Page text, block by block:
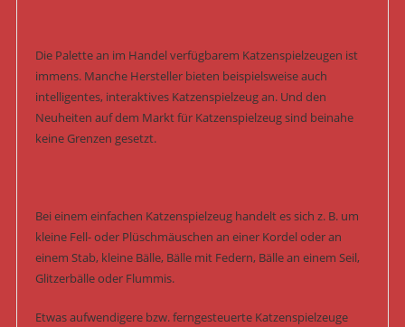
Die Palette an im Handel verfügbarem Katzenspielzeugen ist
immens. Manche Hersteller bieten beispielsweise auch
intelligentes, interaktives Katzenspielzeug an. Und den
Neuheiten auf dem Markt für Katzenspielzeug sind beinahe
keine Grenzen gesetzt.
Bei einem einfachen Katzenspielzeug handelt es sich z. B. um
kleine Fell- oder Plüschmäuschen an einer Kordel oder an
einem Stab, kleine Bälle, Bälle mit Federn, Bälle an einem Seil,
Glitzerbälle oder Flummis.
Etwas aufwendigere bzw. ferngesteuerte Katzenspielzeuge